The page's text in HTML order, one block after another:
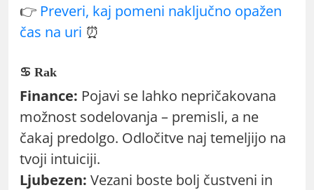
👉 Preveri, kaj pomeni naključno opažen
čas na uri ⏰
♋ Rak
Finance: Pojavi se lahko nepričakovana
možnost sodelovanja – premisli, a ne
čakaj predolgo. Odločitve naj temeljijo na
tvoji intuiciji.
Ljubezen: Vezani boste bolj čustveni in